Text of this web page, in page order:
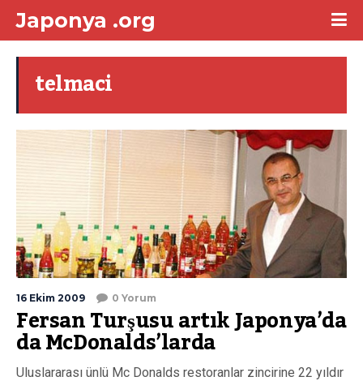
Japonya .org
telmaci
16 Ekim 2009 0 Yorum
Fersan Turşusu artık Japonya’da
da McDonalds’larda
Uluslararası ünlü Mc Donalds restoranlar zincirine 22 yıldır